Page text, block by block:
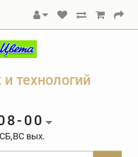
технологий
00
вых.